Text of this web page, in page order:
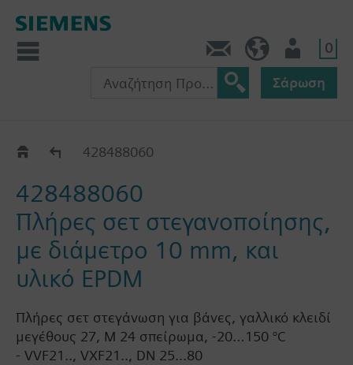
0
Σάρωση
Ανταλλακτικό στεγανοποίησης για VVF63..
428488060
428488060
Πλήρες σετ στεγανοποίησης,
με διάμετρο 10 mm, και
υλικό EPDM
Πλήρες σετ στεγάνωση για βάνες, γαλλικό κλειδί
μεγέθους 27, M 24 σπείρωμα, -20…150 °C
- VVF21.., VXF21.., DN 25...80